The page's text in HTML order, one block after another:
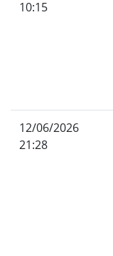
10:15
12/06/2026
21:28